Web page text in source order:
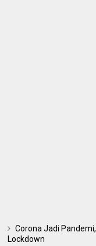
Corona Jadi
Lockdown